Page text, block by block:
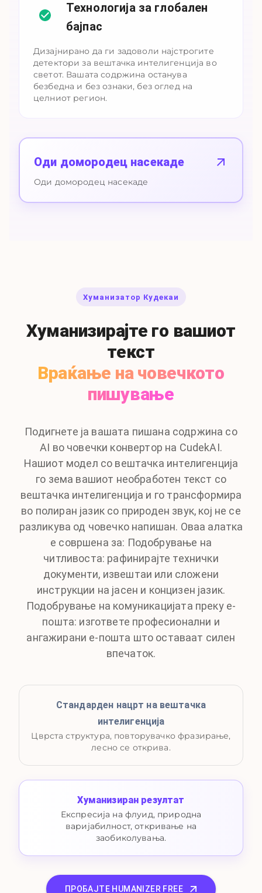
Технологија за глобален
бајпас
Дизајнирано да ги задоволи најстрогите
детектори за вештачка интелигенција во
светот. Вашата содржина останува
безбедна и без ознаки, без оглед на
целниот регион.
Оди домородец насекаде
Оди домородец насекаде
Хуманизатор Кудекаи
Хуманизирајте го вашиот
текст
Враќање на човечкото
пишување
Подигнете ја вашата пишана содржина со
AI во човечки конвертор на CudekAI.
Нашиот модел со вештачка интелигенција
го зема вашиот необработен текст со
вештачка интелигенција и го трансформира
во полиран јазик со природен звук, кој не се
разликува од човечко напишан. Оваа алатка
е совршена за: Подобрување на
читливоста: рафинирајте технички
документи, извештаи или сложени
инструкции на јасен и концизен јазик.
Подобрување на комуникацијата преку е-
пошта: изгответе професионални и
ангажирани е-пошта што оставаат силен
впечаток.
Стандарден нацрт на вештачка
интелигенција
Цврста структура, повторувачко фразирање,
лесно се открива.
Хуманизиран резултат
Експресија на флуид, природна
варијабилност, откривање на
заобиколувања.
ПРОБАЈТЕ HUMANIZER FREE